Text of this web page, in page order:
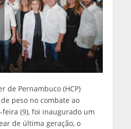
de Pernambuco (HCP)
peso no combate ao
feira (9), foi inaugurado um
de última geração, o